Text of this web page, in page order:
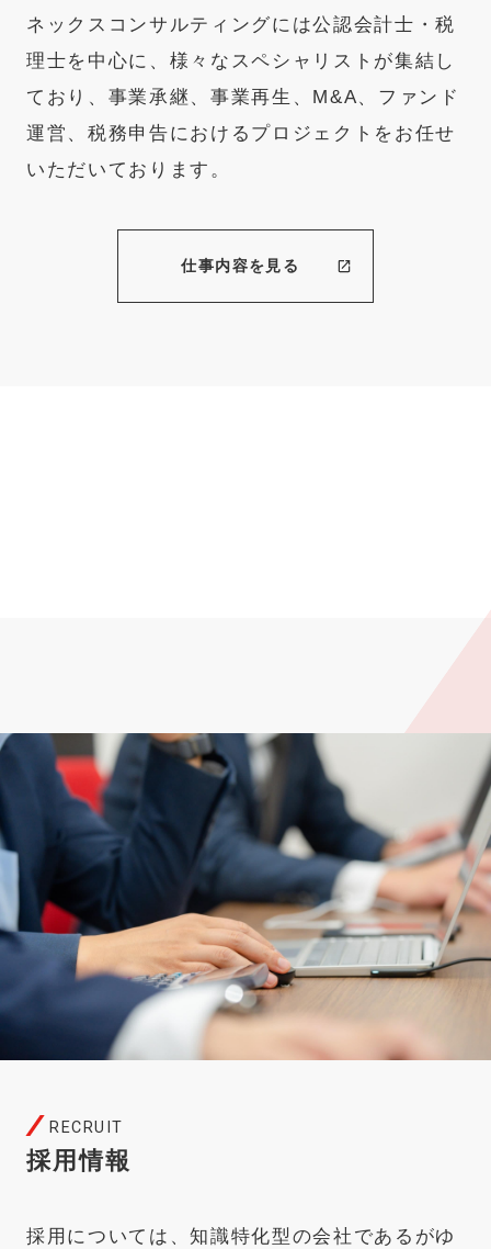
ネックスコンサルティングには公認会計士・税
理士を中心に、様々なスペシャリストが集結し
ており、事業承継、事業再生、M&A、ファンド
運営、税務申告におけるプロジェクトをお任せ
いただいております。
仕事内容を見る
採用情報
RECRUIT
採用については、知識特化型の会社であるがゆ